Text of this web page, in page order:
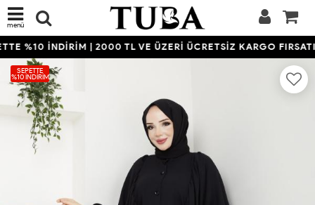
menü
%10 İNDİRİM | 2000 TL VE ÜZERİ ÜCRETSİZ KARGO
SEPETTE
%10 İNDIRIM